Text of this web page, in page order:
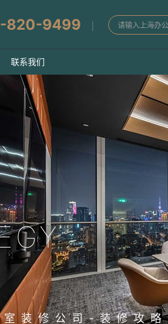
820-9499
联系我们
装修公司-装修攻略